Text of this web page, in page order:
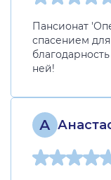
Пансионат
спасением
ней!
А